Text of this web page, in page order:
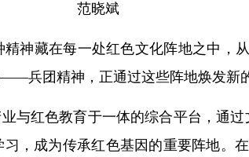
范晓斌
神藏在每一处红色文化阵地之中，
兵团精神，正通过这些阵地焕发新
与红色教育于一体的综合平台，通
，成为传承红色基因的重要阵地。